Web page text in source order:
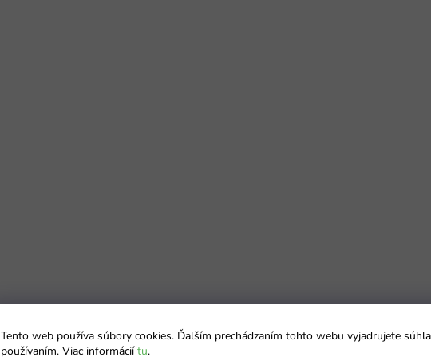
Tento web používa súbory cookies. Ďalším prechádzaním tohto webu vyjadrujete
používaním. Viac informáciítu.